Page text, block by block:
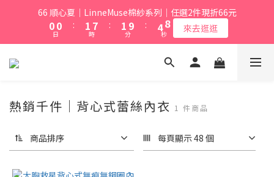
66 順心夏｜LinneMuse棉紗系列｜任選2件現折66元
1
0
1
0
日
:
2
1
0
8
7
6
1
時
:
2
1
0
9
8
3
0
分
:
5
4
3
9
8
6
3
1
0
秒 來去逛逛
熱銷千件｜背心式蕾絲內衣 1 件商品
商品排序 每頁顯示 48 個